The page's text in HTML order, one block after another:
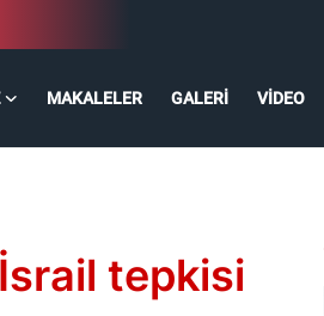
MAKALELER GALERI VIDEO
tepkisi